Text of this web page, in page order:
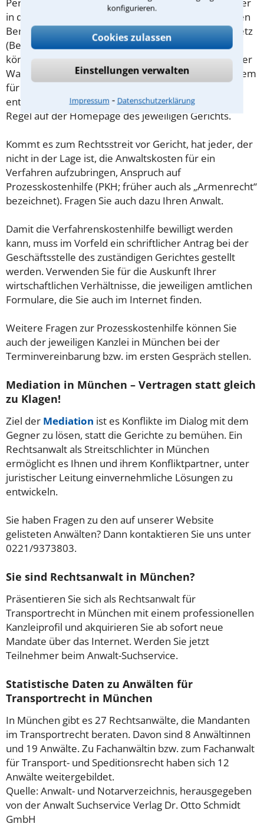
konfigurieren.
Cookies zulassen
Einstellungen verwalten
Impressum ⁃ Datenschutzerklärung
Personen mit geringem Einkommen (Maßstab ist hier
in der Regel der Sozialhilfesatz) die Möglichkeit, einen
Beratungshilfeschein gemäß § 1 Beratungshilfegesetz
(BerHG) zu beantragen. Wird dieser bewilligt, so
können Sie sich hiermit von einem Rechtsanwalt Ihrer
Wahl kostenfrei beraten lassen. Der Antrag ist bei dem
für Sie zuständigen Amtsgericht zu stellen,
entsprechende Antragsformulare finden Sie in der
Regel auf der Homepage des jeweiligen Gerichts.
Kommt es zum Rechtsstreit vor Gericht, hat jeder, der
nicht in der Lage ist, die Anwaltskosten für ein
Verfahren aufzubringen, Anspruch auf
Prozesskostenhilfe (PKH; früher auch als „Armenrecht“
bezeichnet). Fragen Sie auch dazu Ihren Anwalt.
Damit die Verfahrenskostenhilfe bewilligt werden
kann, muss im Vorfeld ein schriftlicher Antrag bei der
Geschäftsstelle des zuständigen Gerichtes gestellt
werden. Verwenden Sie für die Auskunft Ihrer
wirtschaftlichen Verhältnisse, die jeweiligen amtlichen
Formulare, die Sie auch im Internet finden.
Weitere Fragen zur Prozesskostenhilfe können Sie
auch der jeweiligen Kanzlei in München bei der
Terminvereinbarung bzw. im ersten Gespräch stellen.
Mediation in München – Vertragen statt gleich
zu Klagen!
Ziel der Mediation ist es Konflikte im Dialog mit dem
Gegner zu lösen, statt die Gerichte zu bemühen. Ein
Rechtsanwalt als Streitschlichter in München
ermöglicht es Ihnen und ihrem Konfliktpartner, unter
juristischer Leitung einvernehmliche Lösungen zu
entwickeln.
Sie haben Fragen zu den auf unserer Website
gelisteten Anwälten? Dann kontaktieren Sie uns unter
0221/9373803.
Sie sind Rechtsanwalt in München?
Präsentieren Sie sich als Rechtsanwalt für
Transportrecht in München mit einem professionellen
Kanzleiprofil und akquirieren Sie ab sofort neue
Mandate über das Internet. Werden Sie jetzt
Teilnehmer beim Anwalt-Suchservice.
Statistische Daten zu Anwälten für
Transportrecht in München
In München gibt es 27 Rechtsanwälte, die Mandanten
im Transportrecht beraten. Davon sind 8 Anwältinnen
und 19 Anwälte. Zu Fachanwältin bzw. zum Fachanwalt
für Transport- und Speditionsrecht haben sich 12
Anwälte weitergebildet.
Quelle: Anwalt- und Notarverzeichnis, herausgegeben
von der Anwalt Suchservice Verlag Dr. Otto Schmidt
GmbH